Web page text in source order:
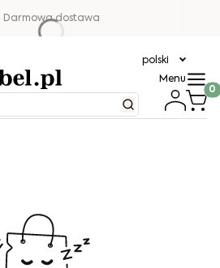
Darmowa dostawa
polski
Menu